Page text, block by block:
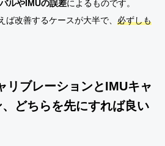
ルやIMUの誤差によるものです。
ば改善するケースが大半で、 必ずしも
リブレーションとIMUキャ
どちらを先にすれば良い